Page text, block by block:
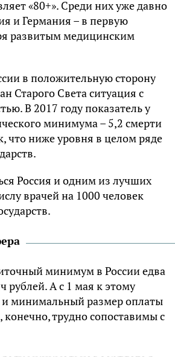
«80+». Среди них уже давно
и Германия – в первую
развитым медицинским
в положительную сторону
Старого Света ситуация с
В 2017 году показатель у
минимума – 5,2 смерти
что ниже уровня в целом ряде
Россия и одним из лучших
врачей на 1000 человек
минимум в России едва
рублей. А с 1 мая к этому
минимальный размер оплаты
трудно сопоставимы с